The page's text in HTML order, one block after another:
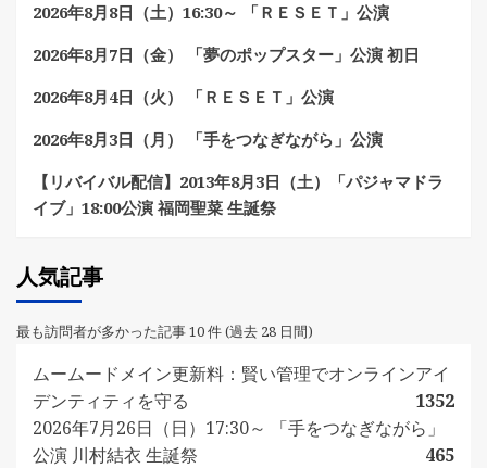
2026年8月8日（土）16:30～ 「ＲＥＳＥＴ」公演
2026年8月7日（金） 「夢のポップスター」公演 初日
2026年8月4日（火） 「ＲＥＳＥＴ」公演
2026年8月3日（月） 「手をつなぎながら」公演
【リバイバル配信】2013年8月3日（土）「パジャマドラ
イブ」18:00公演 福岡聖菜 生誕祭
人気記事
最も訪問者が多かった記事 10 件 (過去 28 日間)
ムームードメイン更新料：賢い管理でオンラインアイ
デンティティを守る
1352
2026年7月26日（日）17:30～ 「手をつなぎながら」
公演 川村結衣 生誕祭
465